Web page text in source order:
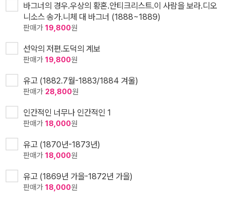
바그너의 경우.우상의 황혼.안티크리스트.이 사람을 보라.디오
니소스 송가.니체 대 바그너 (1888~1889)
판매가 19,800원
선악의 저편.도덕의 계보
판매가 19,800원
유고 (1882.7월-1883/1884 겨울)
판매가 28,800원
인간적인 너무나 인간적인 1
판매가 18,000원
유고 (1870년-1873년)
판매가 18,000원
유고 (1869년 가을-1872년 가을)
판매가 18,000원